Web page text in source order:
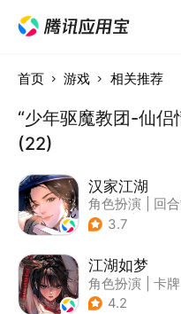
首页 游戏 相关推荐
“少年驱魔教团-仙侣
(22)
汉家江湖
角色扮演
回合
| 武侠
3.7
江湖如梦
角色扮演 卡牌
| 美少女
4.2